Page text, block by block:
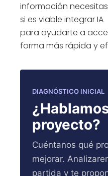
información
si es viable integrar IA
para ayudarte a
forma más rápida y
DIAGNÓSTICO INICIAL
proyecto?
Cuéntanos qué
mejorar.
partida y te